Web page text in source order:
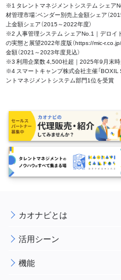
※1 タレントマネジメントシステム シェア
材管理市場：ベンダー別売上金額シェア（
上金額シェア（2015～2022年度）
※2 人事管理システム シェアNo.1｜デロイ
の実態と展望2022年度版（https://mic-
金額（2021～2023年度見込）
※3 利用企業数 4,500社超｜2025年9月末時
※4 スマートキャンプ株式会社主催「
ントマネジメントシステム部門1位を受賞
カオナビとは
活用シーン
機能